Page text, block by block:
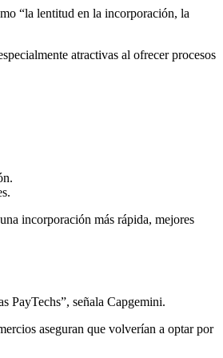
“la lentitud en la incorporación, la
atractivas al ofrecer procesos
incorporación más rápida, mejores
PayTechs”, señala Capgemini.
aseguran que volverían a optar por